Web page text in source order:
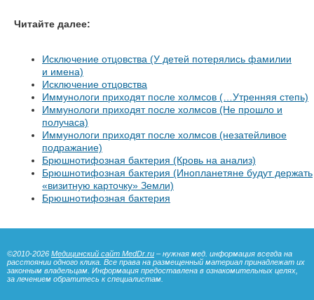
Читайте далее:
Исключение отцовства (У детей потерялись фамилии
и имена)
Исключение отцовства
Иммунологи приходят после холмсов (…Утренняя степь)
Иммунологи приходят после холмсов (Не прошло и
получаса)
Иммунологи приходят после холмсов (незатейливое
подражание)
Брюшнотифозная бактерия (Кровь на анализ)
Брюшнотифозная бактерия (Инопланетяне будут держать
«визитную карточку» Земли)
Брюшнотифозная бактерия
©2010-2026 Медицинский сайт MedDr.ru – нужная мед. информация всегда на
расстоянии одного клика. Все права на размещенный материал принадлежат их
законным владельцам. Информация предоставлена в ознакомительных целях,
за лечением обратитесь к специалистам.